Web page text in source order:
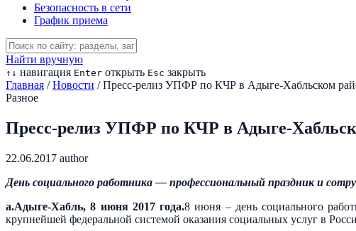
Безопасность в сети
График приема
Найти вручную
↑ ↓ навигация Enter открыть Esc закрыть
Главная / Новости / Пресс-релиз УПФР по КЧР в Адыге-Хабльском
Разное
Пресс-релиз УПФР по КЧР в Адыге-
22.06.2017 author
День социального работника — профессиональный праздник и
а.Адыге-Хабль, 8 июня 2017 года.8 июня – день социального
крупнейшей федеральной системой оказания социальных услуг в